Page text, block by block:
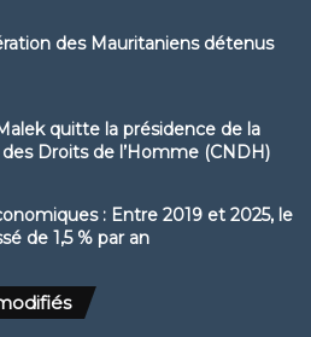
des Mauritaniens détenus
quitte la présidence de la
Droits de l’Homme (CNDH)
: Entre 2019 et 2025, le
de 1,5 % par an